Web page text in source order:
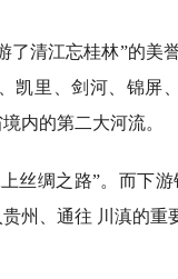
清江忘桂林”的美
凯里、剑河、锦屏
内的第二大河流。
绸之路”。而下游
州、通往 川滇的重